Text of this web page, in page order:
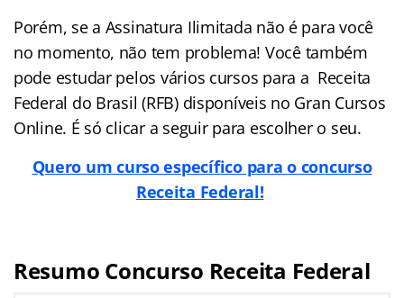
Porém, se a Assinatura Ilimitada não é para você
no momento, não tem problema! Você também
pode estudar pelos vários cursos para a Receita
Federal do Brasil (RFB) disponíveis no Gran Cursos
Online. É só clicar a seguir para escolher o seu.
Quero um curso específico para o concurso
Receita Federal!
Resumo Concurso Receita Federal